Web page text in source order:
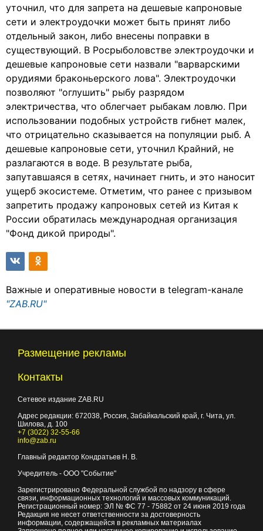
уточнил, что для запрета на дешевые капроновые
сети и электроудочки может быть принят либо
отдельный закон, либо внесены поправки в
существующий. В Росрыболовстве электроудочки и
дешевые капроновые сети назвали "варварскими
орудиями браконьерского лова". Электроудочки
позволяют "оглушить" рыбу разрядом
электричества, что облегчает рыбакам ловлю. При
использовании подобных устройств гибнет малек,
что отрицательно сказывается на популяции рыб. А
дешевые капроновые сети, уточнил Крайний, не
разлагаются в воде. В результате рыба,
запутавшаяся в сетях, начинает гнить, и это наносит
ущерб экосистеме. Отметим, что ранее с призывом
запретить продажу капроновых сетей из Китая к
России обратилась международная организация
"Фонд дикой природы".
Важные и оперативные новости в telegram-канале
"ZAB.RU"
Размещение рекламы
Контакты
Сетевое издание ZAB.RU
Адрес редакции: 672038, Россия, Забайкальский край, г. Чита, ул.
Шилова, д. 100
+7 (3022) 32-55-66
info@zab.ru
Главный редактор Кондратьев Н. В.
Учредитель - ООО "Событие"
Зарегистрировано Федеральной службой по надзору в сфере
связи, информационных технологий и массовых коммуникаций.
Регистрационный номер: ЭЛ № ФС 77 - 75882 от 24 июня 2019 года
Редакция не несет ответственности за достоверность
информации, содержащейся в рекламных материалах